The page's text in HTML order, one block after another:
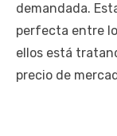
demandada.
perfecta entre
ellos está
precio de